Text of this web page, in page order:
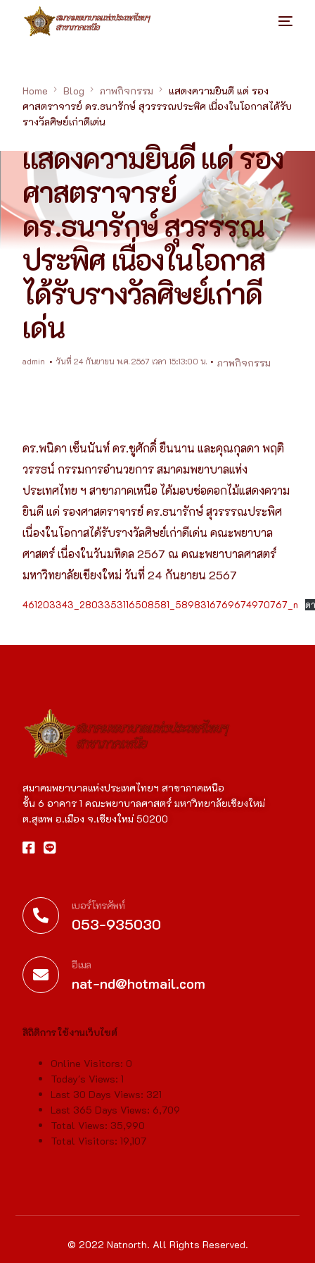
Home Blog ภาพกิจกรรม
แสดงความยินดี แด่ รอง
ศาสตราจารย์ ดร.ธนารักษ์ สุวรรรณประพิศ เนื่องในโอกาสได้รับ
รางวัลศิษย์เก่าดีเด่น
แสดงความยินดี แด่ รอง
ศาสตราจารย์
ดร.ธนารักษ์ สุวรรรณ
ประพิศ เนื่องในโอกาส
ได้รับรางวัลศิษย์เก่าดี
เด่น
admin วันที่ 24 กันยายน พ.ศ. 2567 เวลา 15:13:00 น. ภาพกิจกรรม
ดร.พนิดา เซ็นนันท์ ดร.ชูศักดิ์ ยืนนาน และคุณกุลดา พฤติ
วรรธน์ กรรมการอำนวยการ สมาคมพยาบาลแห่ง
ประเทศไทย ฯ สาขาภาคเหนือ ได้มอบช่อดอกไม้แสดงความ
ยินดี แด่ รองศาสตราจารย์ ดร.ธนารักษ์ สุวรรรณประพิศ
เนื่องในโอกาสได้รับรางวัลศิษย์เก่าดีเด่น คณะพยาบาล
ศาสตร์ เนื่องในวันมหิดล 2567 ณ คณะพยาบาลศาสตร์
มหาวิทยาลัยเชียงใหม่ วันที่ 24 กันยายน 2567
461203343_2803353116508581_5898316769674970767_n ด
สมาคมพยาบาลแห่งประเทศไทยฯ สาขาภาคเหนือ
ชั้น 6 อาคาร 1 คณะพยาบาลศาสตร์ มหาวิทยาลัยเชียงใหม่
ต.สุเทพ อ.เมือง จ.เชียงใหม่ 50200
เบอร์โทรศัพท์
053-935030
อีเมล
nat-nd@hotmail.com
สิถิติการใช้งานเว็บไซต์
Online Visitors: 0
Today's Views:1
Last 30 Days Views: 321
Last 365 Days Views: 6,709
Total Views: 35,990
Total Visitors:19,107
© 2022 Natnorth. All Rights Reserved.